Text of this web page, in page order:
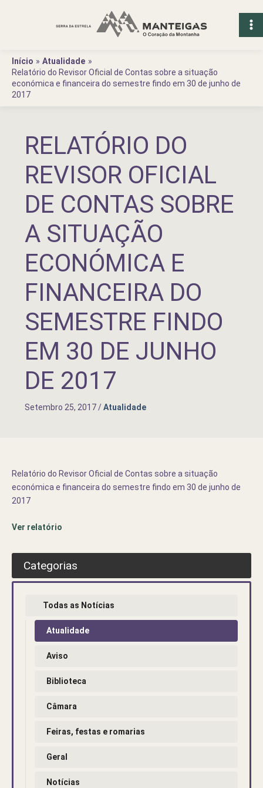
Início
Atualidade
Relatório do Revisor Oficial de Contas sobre a situação
económica e financeira do semestre findo em 30 de junho de
2017
RELATÓRIO DO
REVISOR OFICIAL
DE CONTAS SOBRE
A SITUAÇÃO
ECONÓMICA E
FINANCEIRA DO
SEMESTRE FINDO
EM 30 DE JUNHO
DE 2017
Setembro 25, 2017/Atualidade
Relatório do Revisor Oficial de Contas sobre a situação
económica e financeira do semestre findo em 30 de junho de
2017
Ver relatório
Categorias
Todas as Notícias
Atualidade
Aviso
Biblioteca
Câmara
Feiras, festas e romarias
Geral
Notícias